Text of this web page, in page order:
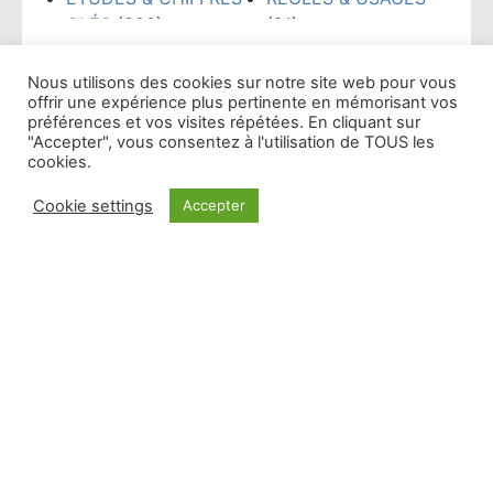
CLÉS (300)
FORMATION (148)
GRANDS PRIX PUB
RADIO (10)
INTELLIGENCE
ARTIFICIELLE(53)
(21)
(38)
TECHNOLOGIES(52)
TENDANCES(481)
En vedette
Nous utilisons des cookies sur notre site web pour vous
offrir une expérience plus pertinente en mémorisant vos
préférences et vos visites répétées. En cliquant sur
"Accepter", vous consentez à l'utilisation de TOUS les
cookies.
Cookie settings Accepter